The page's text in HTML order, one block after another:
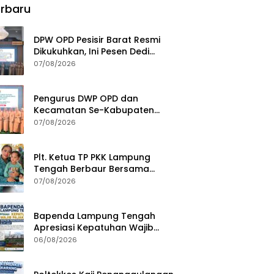
DPW OPD Pesisir Barat Resmi
Dikukuhkan, Ini Pesen Dedi
Irawan
07/08/2026
Pengurus DWP OPD dan
Kecamatan Se-Kabupaten
Pesisir Barat Resmi Dikukuhkan
07/08/2026
Plt. Ketua TP PKK Lampung
Tengah Berbaur Bersama
Anak-anak di PT GGP
07/08/2026
Bapenda Lampung Tengah
Apresiasi Kepatuhan Wajib
Pajak, Siapkan Pengawasan
06/08/2026